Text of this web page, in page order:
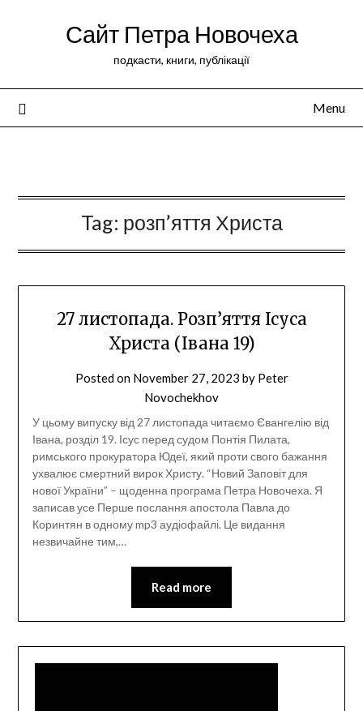
Сайт Петра Новочеха
подкасти, книги, публікації
Menu
Tag: розп’яття Христа
27 листопада. Розп’яття Ісуса
Христа (Івана 19)
Posted on November 27, 2023 by Peter
Novochekhov
У цьому випуску від 27 листопада читаємо Євангелію від
Івана, розділ 19. Ісус перед судом Понтія Пилата,
римського прокуратора Юдеї, який проти свого бажання
ухвалює смертний вирок Христу. “Новий Заповіт для
нової України” – щоденна програма Петра Новочеха. Я
записав усе Перше послання апостола Павла до
Коринтян в одному mp3 аудіофайлі. Це видання
незвичайне тим,…
Read more